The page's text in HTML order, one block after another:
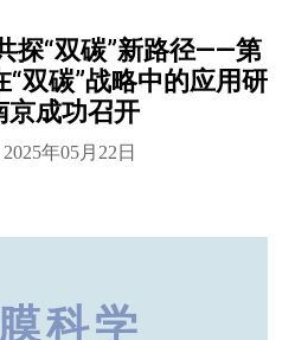
探“双碳”新路径——第
双碳”战略中的应用研
京成功召开
年05月22日
科学